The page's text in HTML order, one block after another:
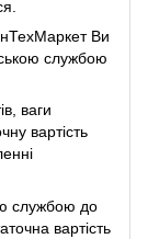
Ви
службою
ваги
вартість
службою до
вартість